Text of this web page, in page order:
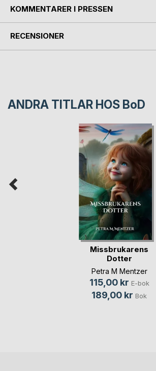
KOMMENTARER I PRESSEN
RECENSIONER
ANDRA TITLAR HOS BoD
Missbrukarens
Dotter
Petra M Mentzer
115,00 kr E-bok
189,00 kr Bok